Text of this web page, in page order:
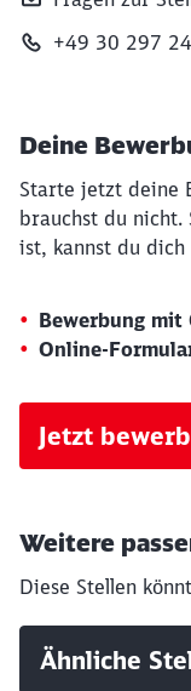
+49 30 297
Deine
Starte jetzt deine
brauchst du nicht.
ist, kannst du
Bewerbung mit
Online-
Jetzt
Weitere
Diese Stellen
Ähnliche